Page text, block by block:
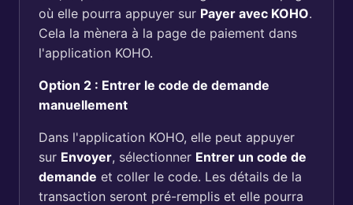
où elle pourra appuyer sur Payer avec KOHO.
Cela la mènera à la page de paiement dans
l'application KOHO.
Option 2 : Entrer le code de demande
manuellement
Dans l'application KOHO, elle peut appuyer
sur Envoyer, sélectionner Entrer un code de
demande et coller le code. Les détails de la
transaction seront pré-remplis et elle pourra